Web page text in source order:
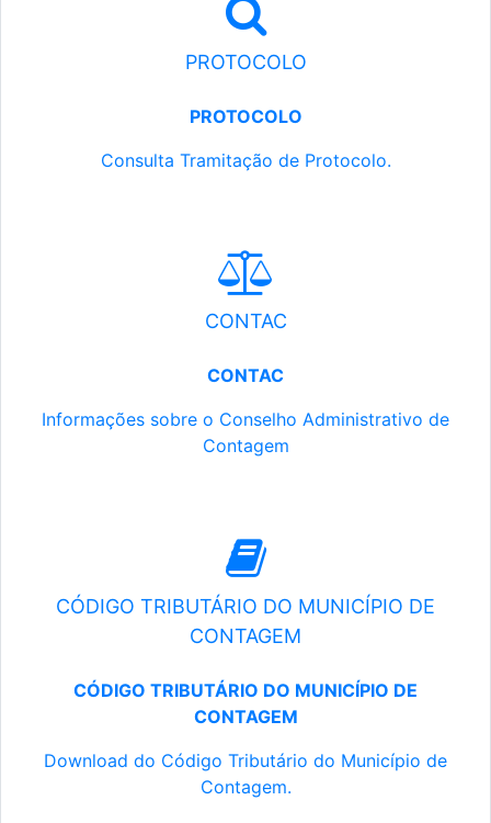
PROTOCOLO
PROTOCOLO
Consulta Tramitação de Protocolo.
CONTAC
CONTAC
Informações sobre o Conselho Administrativo de
Contagem
CÓDIGO TRIBUTÁRIO DO MUNICÍPIO DE
CONTAGEM
CÓDIGO TRIBUTÁRIO DO MUNICÍPIO DE
CONTAGEM
Download do Código Tributário do Município de
Contagem.